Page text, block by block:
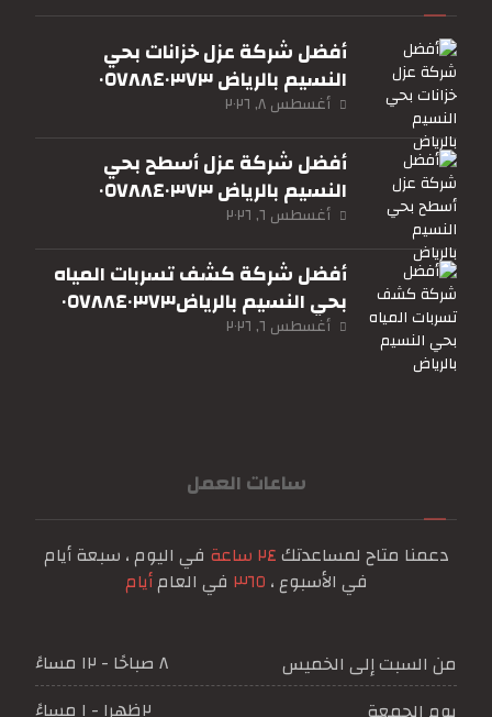
أفضل شركة عزل خزانات بحي
النسيم بالرياض ٠٥٧٨٨٤٠٣٧٣
أغسطس ٨, ٢٠٢٦
أفضل شركة عزل أسطح بحي
النسيم بالرياض ٠٥٧٨٨٤٠٣٧٣
أغسطس ٦, ٢٠٢٦
أفضل شركة كشف تسربات المياه
بحي النسيم بالرياض٠٥٧٨٨٤٠٣٧٣
أغسطس ٦, ٢٠٢٦
ساعات العمل
دعمنا متاح لمساعدتك٢٤ ساعة
في اليوم ، سبعة أيام
في الأسبوع ، ٣٦٥ في العامأيام
من السبت إلى الخميس
٨ صباحًا - ١٢ مساءً